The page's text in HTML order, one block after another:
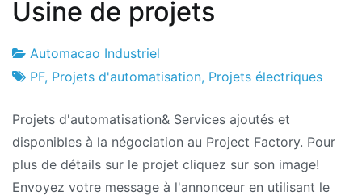
Usine de projets
Usine
projets
10
novembre
2011
Automacao Industriel
PF, Projets d'automatisation, Projets électriques
Projets d'automatisation& Services ajoutés et
disponibles à la négociation au Project Factory. Pour
plus de détails sur le projet cliquez sur son image!
Envoyez votre message à l'annonceur en utilisant le